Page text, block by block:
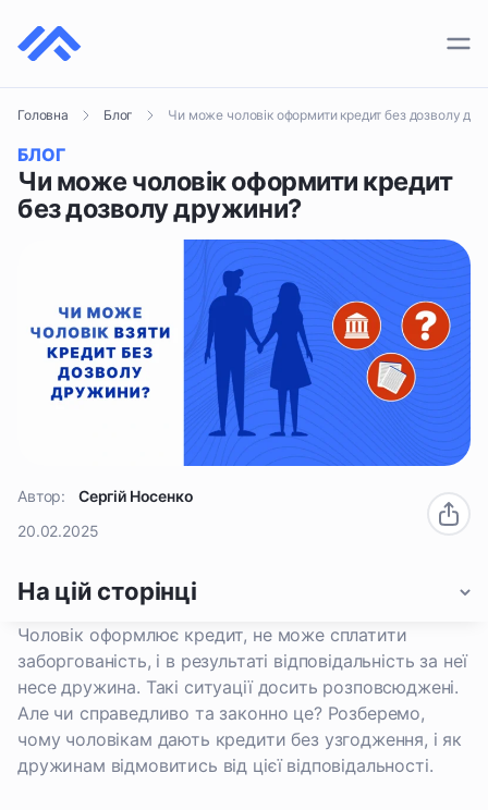
КРИПТОБІРЖІ
Головна Блог Чи може чоловік оформити кредит без дозволу
БЛОГ
Чи може чоловік оформити кредит
без дозволу дружини?
Автор:
Сергій Носенко
20.02.2025
На цій сторінці
Чоловік оформлює кредит, не може сплатити
заборгованість, і в результаті відповідальність за неї
несе дружина. Такі ситуації досить розповсюджені.
Але чи справедливо та законно це? Розберемо,
чому чоловікам дають кредити без узгодження, і як
дружинам відмовитись від цієї відповідальності.